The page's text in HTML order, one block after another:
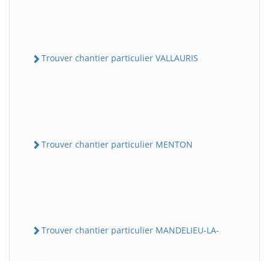
Trouver chantier particulier VALLAURIS
Trouver chantier particulier MENTON
Trouver chantier particulier MANDELIEU-LA-